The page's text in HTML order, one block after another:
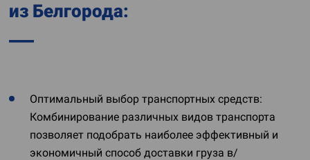
из Белгорода:
Оптимальный выбор транспортных средств:
Комбинирование различных видов транспорта
позволяет подобрать наиболее эффективный и
экономичный способ доставки груза в/